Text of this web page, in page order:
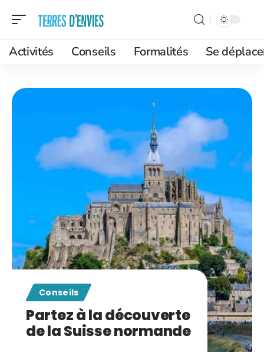
Activités Conseils Formalités Se
Conseils
Partez à la découverte
de la Suisse normande